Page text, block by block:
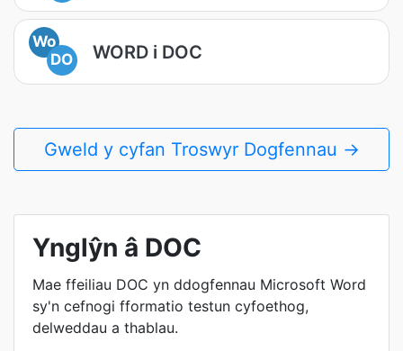
Wo
DO
WORD i DOC
Gweld y cyfan Troswyr Dogfennau →
Ynglŷn â DOC
Mae ffeiliau DOC yn ddogfennau Microsoft Word
sy'n cefnogi fformatio testun cyfoethog,
delweddau a thablau.